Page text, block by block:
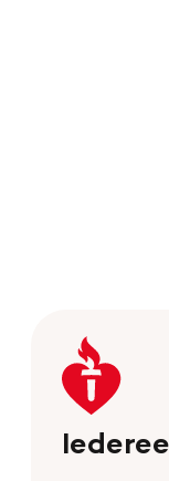
Keer
terug
naar
de